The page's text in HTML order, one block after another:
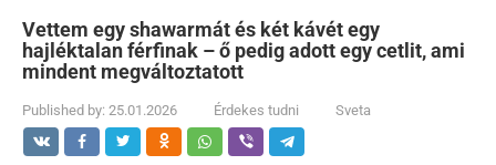
Vettem egy shawarmát és két kávét egy
hajléktalan férfinak – ő pedig adott egy cetlit, ami
mindent megváltoztatott
Published by: 25.01.2026 Érdekes tudni Sveta